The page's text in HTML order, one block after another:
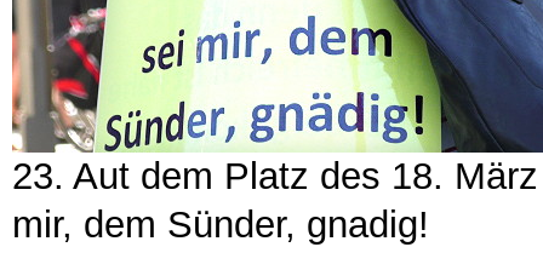
23. Aut dem Platz des 18.
mir, dem Sünder, gnadig!